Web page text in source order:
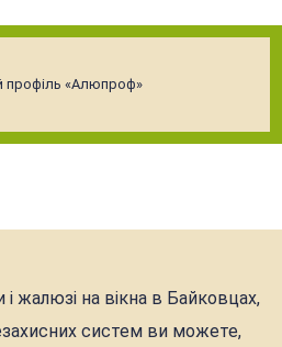
профіль «Алюпроф»
і жалюзі на вікна в Байковцах,
систем ви можете,